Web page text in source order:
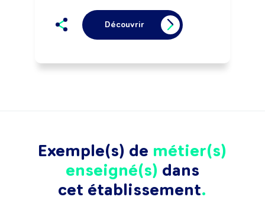
Découvrir
Exemple(s) de métier(s)
enseigné(s) dans
cet établissement